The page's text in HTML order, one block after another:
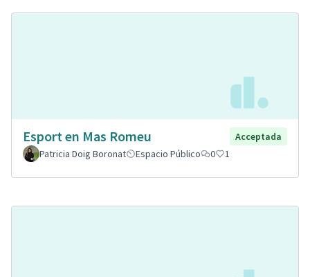
Esport en Mas Romeu
Acceptada
Patricia Doig Boronat
Espacio Público 0 1